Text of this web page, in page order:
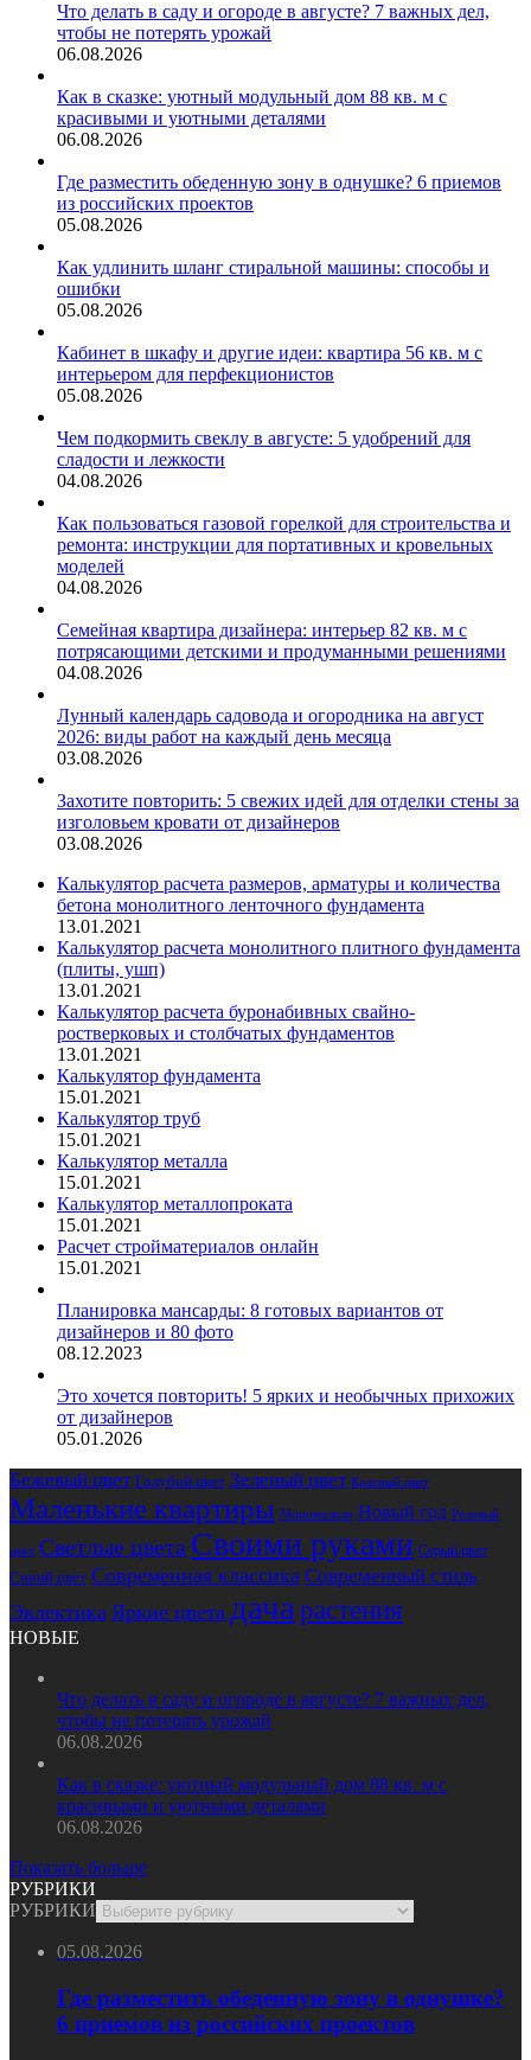
Что делать в саду и огороде в августе? 7 важных дел,
чтобы не потерять урожай
06.08.2026
Как в сказке: уютный модульный дом 88 кв. м с
красивыми и уютными деталями
06.08.2026
Где разместить обеденную зону в однушке? 6 приемов
из российских проектов
05.08.2026
Как удлинить шланг стиральной машины: способы и
ошибки
05.08.2026
Кабинет в шкафу и другие идеи: квартира 56 кв. м с
интерьером для перфекционистов
05.08.2026
Чем подкормить свеклу в августе: 5 удобрений для
сладости и лежкости
04.08.2026
Как пользоваться газовой горелкой для строительства и
ремонта: инструкции для портативных и кровельных
моделей
04.08.2026
Семейная квартира дизайнера: интерьер 82 кв. м с
потрясающими детскими и продуманными решениями
04.08.2026
Лунный календарь садовода и огородника на август
2026: виды работ на каждый день месяца
03.08.2026
Захотите повторить: 5 свежих идей для отделки стены за
изголовьем кровати от дизайнеров
03.08.2026
Калькулятор расчета размеров, арматуры и количества
бетона монолитного ленточного фундамента
13.01.2021
Калькулятор расчета монолитного плитного фундамента
(плиты, ушп)
13.01.2021
Калькулятор расчета буронабивных свайно-
ростверковых и столбчатых фундаментов
13.01.2021
Калькулятор фундамента
15.01.2021
Калькулятор труб
15.01.2021
Калькулятор металла
15.01.2021
Калькулятор металлопроката
15.01.2021
Расчет стройматериалов онлайн
15.01.2021
Планировка мансарды: 8 готовых вариантов от
дизайнеров и 80 фото
08.12.2023
Это хочется повторить! 5 ярких и необычных прихожих
от дизайнеров
05.01.2026
Бежевый цвет Голубой цвет Зеленый цвет Красный цвет
Маленькие квартиры Минимализм Новый год Розовый
цвет Светлые цвета Своими руками Серый цвет
Синий цвет Современная классика Современный стиль
Эклектика Яркие цвета дача растения
НОВЫЕ
Что делать в саду и огороде в августе? 7 важных дел,
чтобы не потерять урожай
06.08.2026
Как в сказке: уютный модульный дом 88 кв. м с
красивыми и уютными деталями
06.08.2026
Показать больше
РУБРИКИ
РУБРИКИ
05.08.2026
Где разместить обеденную зону в однушке?
6 приемов из российских проектов